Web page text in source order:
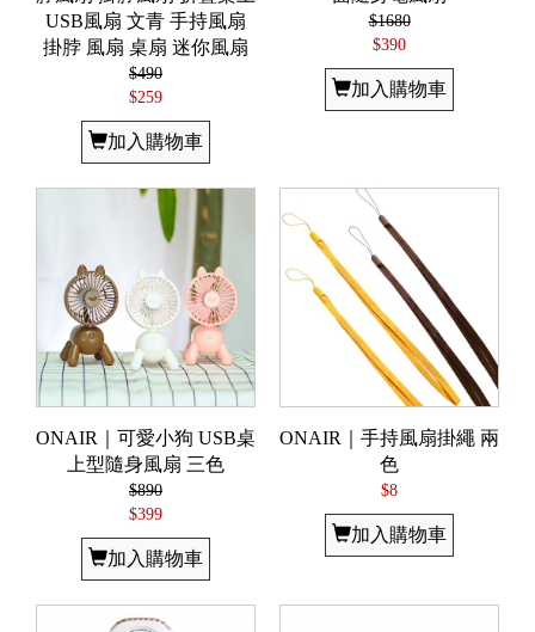
USB風扇 文青 手持風扇
掛脖 風扇 桌扇 迷你風扇
$490
$259
加入購物車
$1680
$390
加入購物車
ONAIR｜可愛小狗 USB桌
上型隨身風扇 三色
$890
$399
加入購物車
ONAIR｜手持風扇掛繩 兩
色
$8
加入購物車